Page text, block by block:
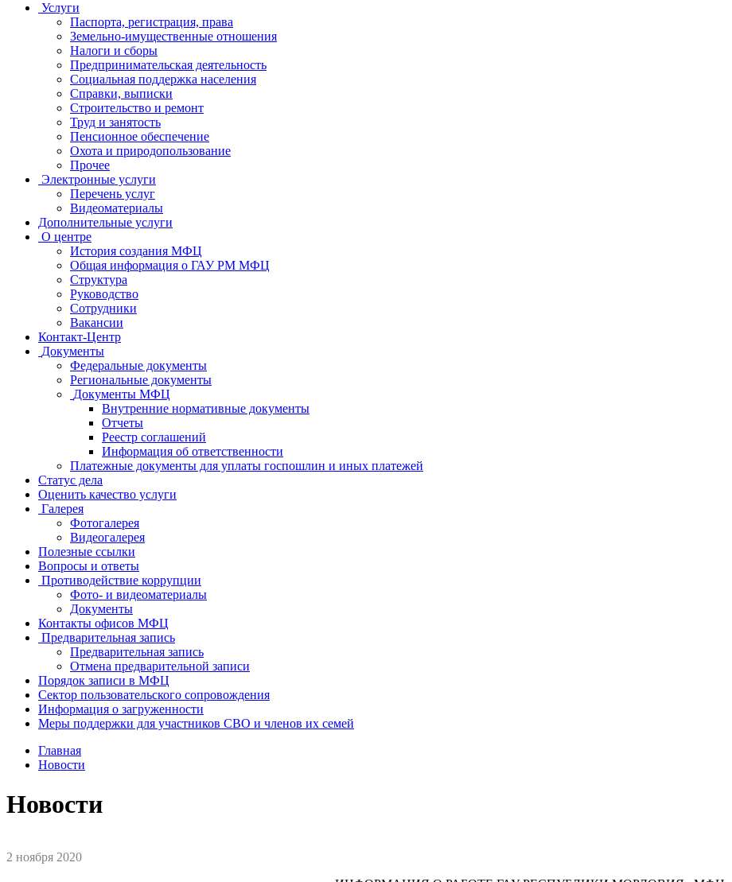
Услуги
Паспорта, регистрация, права
Земельно-имущественные отношения
Налоги и сборы
Предпринимательская деятельность
Социальная поддержка населения
Справки, выписки
Строительство и ремонт
Труд и занятость
Пенсионное обеспечение
Охота и природопользование
Прочее
Электронные услуги
Перечень услуг
Видеоматериалы
Дополнительные услуги
О центре
История создания МФЦ
Общая информация о ГАУ РМ МФЦ
Структура
Руководство
Сотрудники
Вакансии
Контакт-Центр
Документы
Федеральные документы
Региональные документы
Документы МФЦ
Внутренние нормативные документы
Отчеты
Реестр соглашений
Информация об ответственности
Платежные документы для уплаты госпошлин и иных платежей
Статус дела
Оценить качество услуги
Галерея
Фотогалерея
Видеогалерея
Полезные ссылки
Вопросы и ответы
Противодействие коррупции
Фото- и видеоматериалы
Документы
Контакты офисов МФЦ
Предварительная запись
Предварительная запись
Отмена предварительной записи
Порядок записи в МФЦ
Сектор пользовательского сопровождения
Информация о загруженности
Меры поддержки для участников СВО и членов их семей
Главная
Новости
Новости
2 ноября 2020